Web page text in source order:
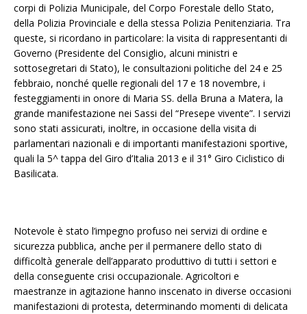
corpi di Polizia Municipale, del Corpo Forestale dello Stato,
della Polizia Provinciale e della stessa Polizia Penitenziaria. Tra
queste, si ricordano in particolare: la visita di rappresentanti di
Governo (Presidente del Consiglio, alcuni ministri e
sottosegretari di Stato), le consultazioni politiche del 24 e 25
febbraio, nonché quelle regionali del 17 e 18 novembre, i
festeggiamenti in onore di Maria SS. della Bruna a Matera, la
grande manifestazione nei Sassi del “Presepe vivente”. I servizi
sono stati assicurati, inoltre, in occasione della visita di
parlamentari nazionali e di importanti manifestazioni sportive,
quali la 5^ tappa del Giro d’Italia 2013 e il 31° Giro Ciclistico di
Basilicata.
Notevole è stato l’impegno profuso nei servizi di ordine e
sicurezza pubblica, anche per il permanere dello stato di
difficoltà generale dell’apparato produttivo di tutti i settori e
della conseguente crisi occupazionale. Agricoltori e
maestranze in agitazione hanno inscenato in diverse occasioni
manifestazioni di protesta, determinando momenti di delicata